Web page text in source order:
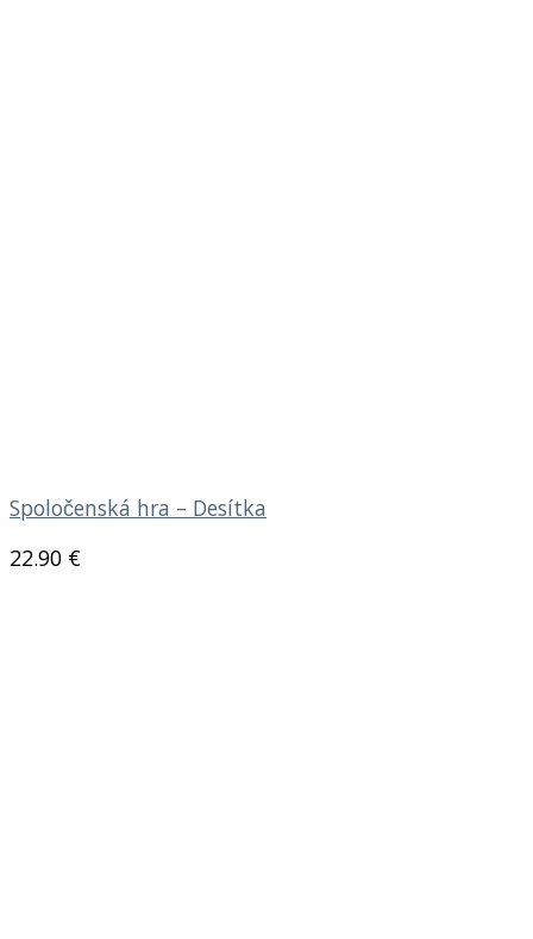
Spoločenská hra – Desítka
22.90 €